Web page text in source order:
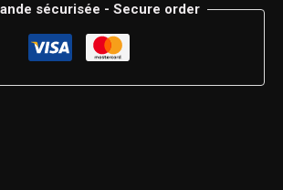
sécurisée - Secure order